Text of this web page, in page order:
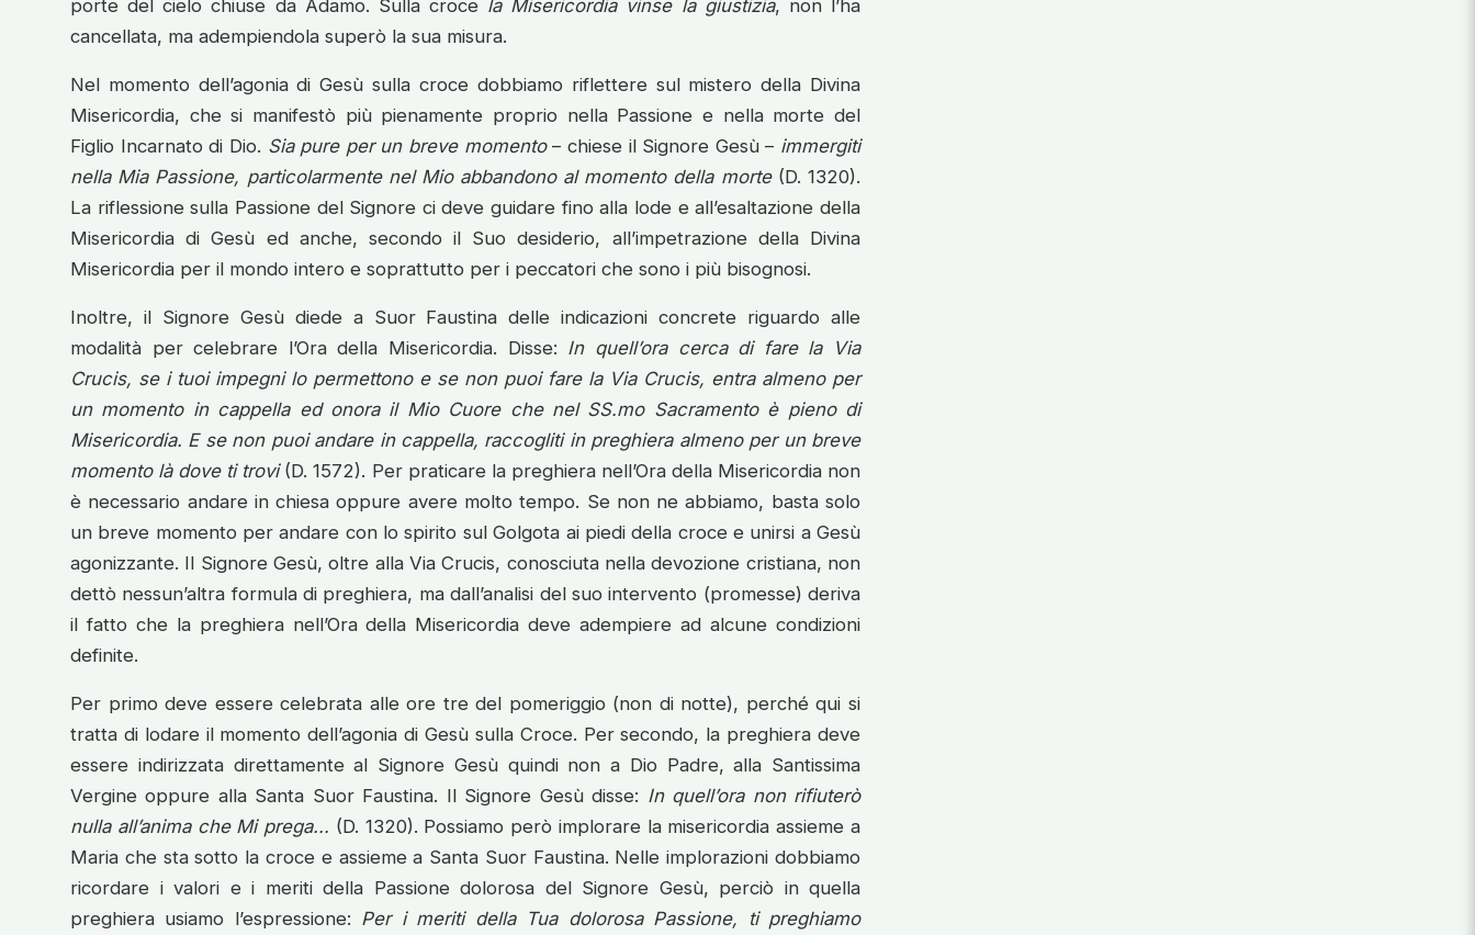
porte del cielo chiuse da Adamo. Sulla croce la Misericordia vinse la giustizia, non l’ha
cancellata, ma adempiendola superò la sua misura.
Nel momento dell’agonia di Gesù sulla croce dobbiamo riflettere sul mistero della Divina
Misericordia, che si manifestò più pienamente proprio nella Passione e nella morte del
Figlio Incarnato di Dio. Sia pure per un breve momento– chiese il Signore Gesù – immergiti
nella Mia Passione, particolarmente nel Mio abbandono al momento della morte(D. 1320).
La riflessione sulla Passione del Signore ci deve guidare fino alla lode e all’esaltazione della
Misericordia di Gesù ed anche, secondo il Suo desiderio, all’impetrazione della Divina
Misericordia per il mondo intero e soprattutto per i peccatori che sono i più bisognosi.
Inoltre, il Signore Gesù diede a Suor Faustina delle indicazioni concrete riguardo alle
modalità per celebrare l’Ora della Misericordia. Disse: In quell’ora cerca di fare la Via
Crucis, se i tuoi impegni lo permettono e se non puoi fare la Via Crucis, entra almeno per
un momento in cappella ed onora il Mio Cuore che nel SS.mo Sacramento è pieno di
Misericordia. E se non puoi andare in cappella, raccogliti in preghiera almeno per un breve
momento là dove ti trovi(D. 1572). Per praticare la preghiera nell’Ora della Misericordia non
è necessario andare in chiesa oppure avere molto tempo. Se non ne abbiamo, basta solo
un breve momento per andare con lo spirito sul Golgota ai piedi della croce e unirsi a Gesù
agonizzante. Il Signore Gesù, oltre alla Via Crucis, conosciuta nella devozione cristiana, non
dettò nessun’altra formula di preghiera, ma dall’analisi del suo intervento (promesse) deriva
il fatto che la preghiera nell’Ora della Misericordia deve adempiere ad alcune condizioni
definite.
Per primo deve essere celebrata alle ore tre del pomeriggio (non di notte), perché qui si
tratta di lodare il momento dell’agonia di Gesù sulla Croce. Per secondo, la preghiera deve
essere indirizzata direttamente al Signore Gesù quindi non a Dio Padre, alla Santissima
Vergine oppure alla Santa Suor Faustina. Il Signore Gesù disse: In quell’ora non rifiuterò
nulla all’anima che Mi prega... (D. 1320). Possiamo però implorare la misericordia assieme a
Maria che sta sotto la croce e assieme a Santa Suor Faustina. Nelle implorazioni dobbiamo
ricordare i valori e i meriti della Passione dolorosa del Signore Gesù, perciò in quella
preghiera usiamo l’espressione: Per i meriti della Tua dolorosa Passione, ti preghiamo